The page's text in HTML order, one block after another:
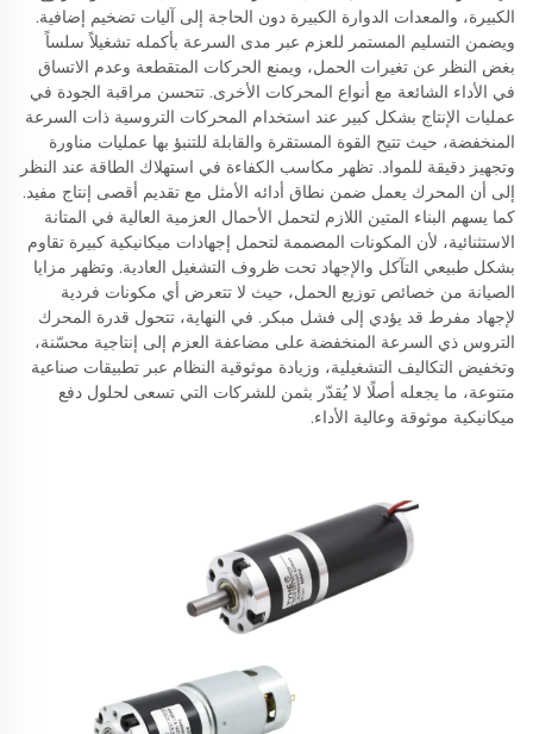
الكبيرة، والمعدات الدوارة الكبيرة دون الحاجة إلى آليات تضخيم إضافية.
ويضمن التسليم المستمر للعزم عبر مدى السرعة بأكمله تشغيلاً سلساً
بغض النظر عن تغيرات الحمل، ويمنع الحركات المتقطعة وعدم الاتساق
في الأداء الشائعة مع أنواع المحركات الأخرى. تتحسن مراقبة الجودة في
عمليات الإنتاج بشكل كبير عند استخدام المحركات التروسية ذات السرعة
المنخفضة، حيث تتيح القوة المستقرة والقابلة للتنبؤ بها عمليات مناورة
وتجهيز دقيقة للمواد. تظهر مكاسب الكفاءة في استهلاك الطاقة عند النظر
إلى أن المحرك يعمل ضمن نطاق أدائه الأمثل مع تقديم أقصى إنتاج مفيد.
كما يسهم البناء المتين اللازم لتحمل الأحمال العزمية العالية في المتانة
الاستثنائية، لأن المكونات المصممة لتحمل إجهادات ميكانيكية كبيرة تقاوم
بشكل طبيعي التآكل والإجهاد تحت ظروف التشغيل العادية. وتظهر مزايا
الصيانة من خصائص توزيع الحمل، حيث لا تتعرض أي مكونات فردية
لإجهاد مفرط قد يؤدي إلى فشل مبكر. في النهاية، تتحول قدرة المحرك
التروس ذي السرعة المنخفضة على مضاعفة العزم إلى إنتاجية محسّنة،
وتخفيض التكاليف التشغيلية، وزيادة موثوقية النظام عبر تطبيقات صناعية
متنوعة، ما يجعله أصلًا لا يُقدّر بثمن للشركات التي تسعى لحلول دفع
ميكانيكية موثوقة وعالية الأداء.